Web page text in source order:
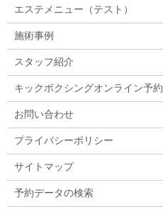
エステメニュー（テスト）
施術事例
スタッフ紹介
キックボクシングオンライン予約
お問い合わせ
プライバシーポリシー
サイトマップ
予約データの検索